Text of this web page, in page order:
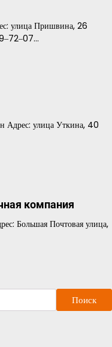
улица Пришвина, 26
Адрес: улица Уткина, 40
компания
Большая Почтовая улица,
Поиск